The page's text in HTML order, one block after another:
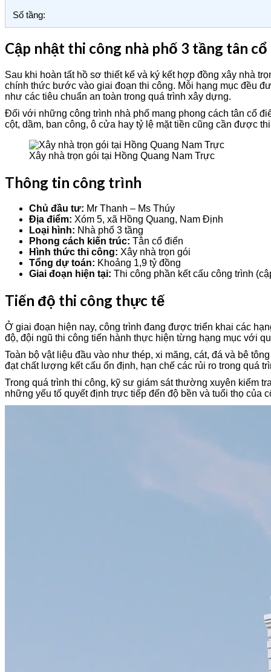
Số tầng:
Cập nhật thi công nhà phố 3 tầng tân
Sau khi hoàn tất hồ sơ thiết kế và ký kết hợp đồng xây nhà
chính thức bước vào giai đoạn thi công. Mỗi hạng mục đều
như các tiêu chuẩn an toàn trong quá trình xây dựng.
Đối với những công trình nhà phố mang phong cách tân cổ
cột, dầm, ban công, ô cửa hay tỷ lệ mặt tiền cũng cần được
Xây nhà trọn gói tại Hồng Quang Nam Trực
Thông tin công trình
Chủ đầu tư: Mr Thanh – Ms Thúy
Địa điểm: Xóm 5, xã Hồng Quang, Nam Định
Loại hình: Nhà phố 3 tầng
Phong cách kiến trúc: Tân cổ điển
Hình thức thi công: Xây nhà trọn gói
Tổng dự toán: Khoảng 1,9 tỷ đồng
Giai đoạn hiện tại: Thi công phần kết cấu công trình
Tiến độ thi công thực tế
Ở giai đoạn hiện nay, công trình đang được triển khai các
độ, đội ngũ thi công tiến hành thực hiện từng hạng mục với
Toàn bộ vật liệu đầu vào như thép, xi măng, cát, đá và bê
đạt chất lượng kết cấu ổn định, hạn chế các rủi ro trong quá
Trong quá trình thi công, kỹ sư giám sát thường xuyên kiểm
những yếu tố quyết định trực tiếp đến độ bền và tuổi thọ của